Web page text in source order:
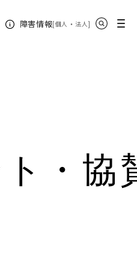
障害情報[個人 ・ 法人新規ウィンドウ
]
・協